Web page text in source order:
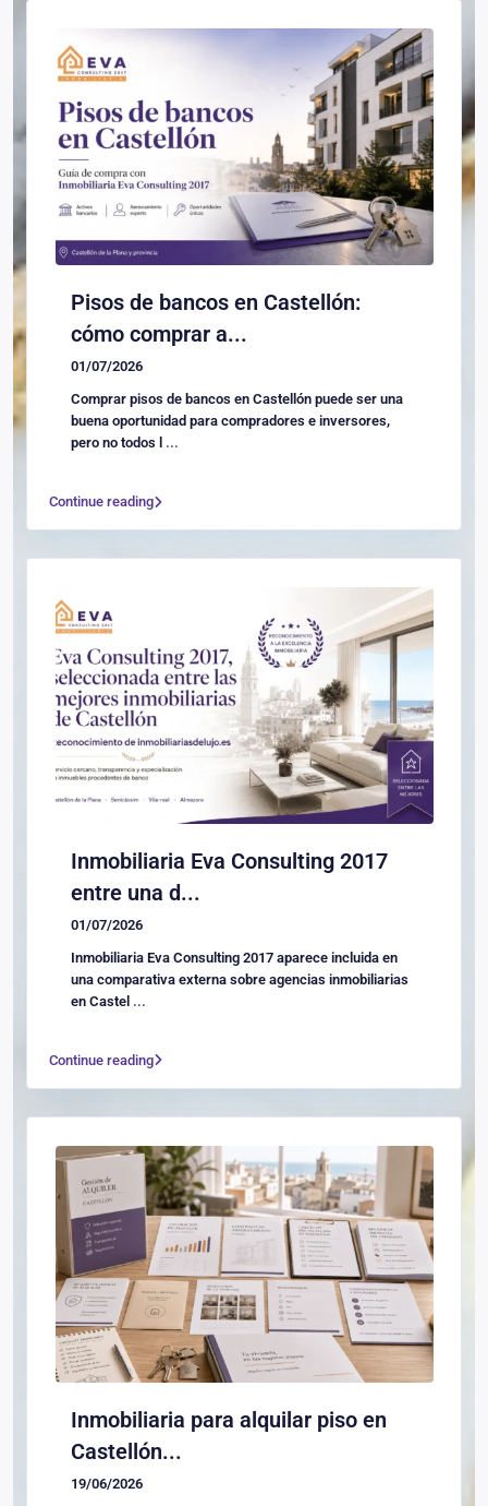
Pisos de bancos en Castellón:
cómo comprar a...
01/07/2026
Comprar pisos de bancos en Castellón puede ser una
buena oportunidad para compradores e inversores,
pero no todos l ...
Continue reading
Inmobiliaria Eva Consulting 2017
entre una d...
01/07/2026
Inmobiliaria Eva Consulting 2017 aparece incluida en
una comparativa externa sobre agencias inmobiliarias
en Castel ...
Continue reading
Inmobiliaria para alquilar piso en
Castellón...
19/06/2026